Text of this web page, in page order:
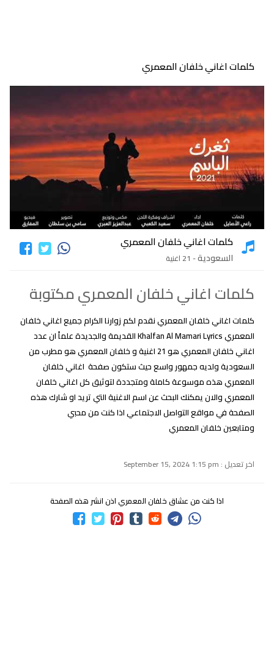
كلمات اغاني خلفان المعمري
كلمات اغاني خلفان المعمري
السعودية- 21 اغنية
كلمات اغاني خلفان المعمري مكتوبة
كلمات اغاني خلفان المعمري نقدم لكم زوارنا الكرام جميع اغاني خلفان
المعمري Khalfan Al Mamari Lyrics القديمة والجديدة علماً ان عدد
اغاني خلفان المعمري هو 21 اغنية و خلفان المعمري هو مطرب من
السعودية ولديه جمهور واسع حيث ستكون صفحة اغاني خلفان
المعمري هذه موسوعة كاملة ومتجددة لتوثيق كل اغاني خلفان
المعمري والان يمكنك البحث عن اسم الاغنية التي تريد او شارك هذه
الصفحة في مواقع التواصل الاجتماعي اذا كنت من محبي
ومتابعين خلفان المعمري
اخر تعديل : September 15, 2024 1:15 pm
اذا كنت من عشاق خلفان المعمري اذن انشر هذه الصفحة